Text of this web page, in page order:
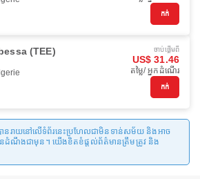
កក់
(TEE) ចាប់ផ្ដើមពី
US$ 31.46
តម្លៃ/ អ្នកដំណើរ
កក់
នរាយនៅលើទំព័រនេះប្រហែលជាមិនទាន់សម័យ និងអាច
ជូនដំណឹងជាមុន។ យើងខិតខំផ្តល់ព័ត៌មានត្រឹមត្រូវ និង